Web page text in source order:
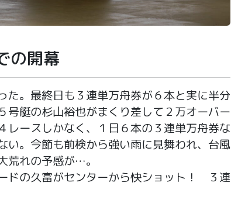
の開幕
。最終日も３連単万舟券が６本と実に半分
号艇の杉山裕也がまくり差して２万オーバー
レースしかなく、１日６本の３連単万舟券な
い。今節も前検から強い雨に見舞われ、台風
荒れの予感が…。
の久富がセンターから快ショット！ ３連